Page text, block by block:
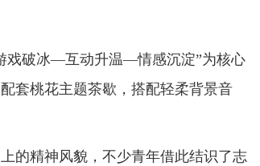
戏破冰—互动升温—情感沉淀”为核心
套桃花主题茶歇，搭配轻柔背景音
的精神风貌，不少青年借此结识了志